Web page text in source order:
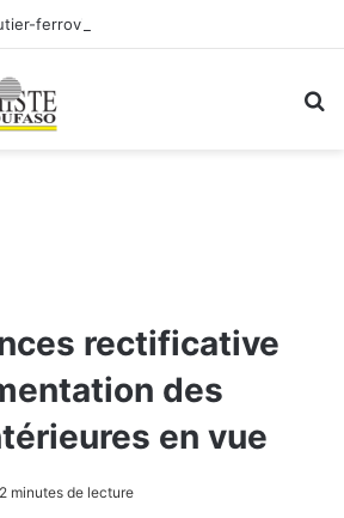
rectificative
des
en vue
2 minutes de lecture